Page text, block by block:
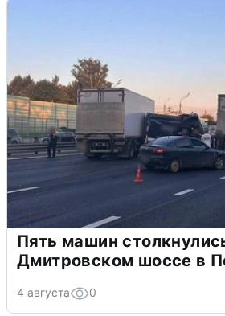
Пять машин
Дмитровском шоссе в
4 августа 0